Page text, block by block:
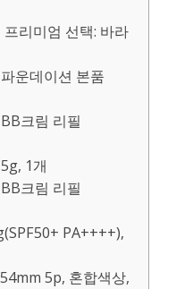
리미엄 선택: 바라
운데이션 본품
크림 리필
1개
크림 리필
PA++++),
5p, 혼합색상,